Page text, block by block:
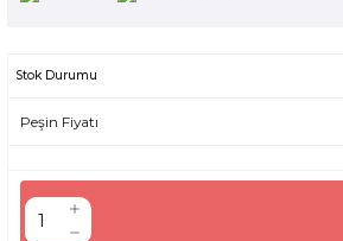
Stok Durumu
Peşin Fiyatı